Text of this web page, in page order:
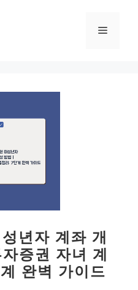
메
년자 계좌 개
증권 자녀 계
완벽 가이드